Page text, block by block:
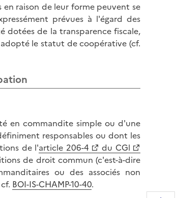
raison de leur forme peuvent se
prévues à l'égard des
dotées de la transparence fiscale,
le statut de coopérative (cf.
en commandite simple ou d'une
responsables ou dont les
de l'article 206-4
du CGl
de droit commun (c'est-à-dire
ou des associés non
BOI-IS-CHAMP-10-40.